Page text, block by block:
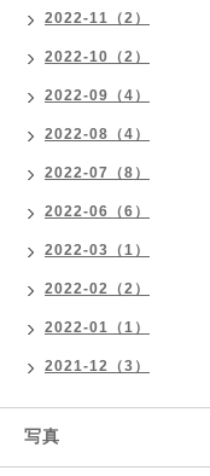
2022-11（2）
2022-10（2）
2022-09（4）
2022-08（4）
2022-07（8）
2022-06（6）
2022-03（1）
2022-02（2）
2022-01（1）
2021-12（3）
写真